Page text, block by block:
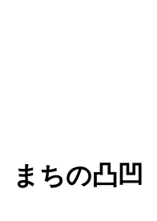
まちの凸凹